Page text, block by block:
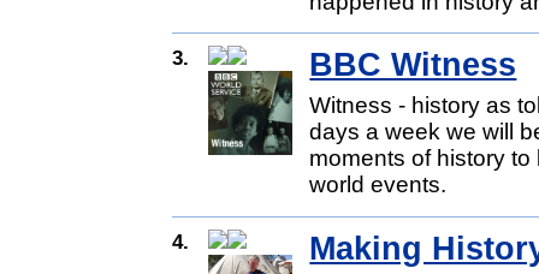
3. BBC Witness
Witness - history as
days a week we will
moments of history
world events.
4. Making